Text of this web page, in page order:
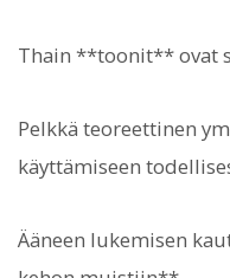
Thain **toonit** ovat
Pelkkä teoreettinen
käyttämiseen
Ääneen lukemisen